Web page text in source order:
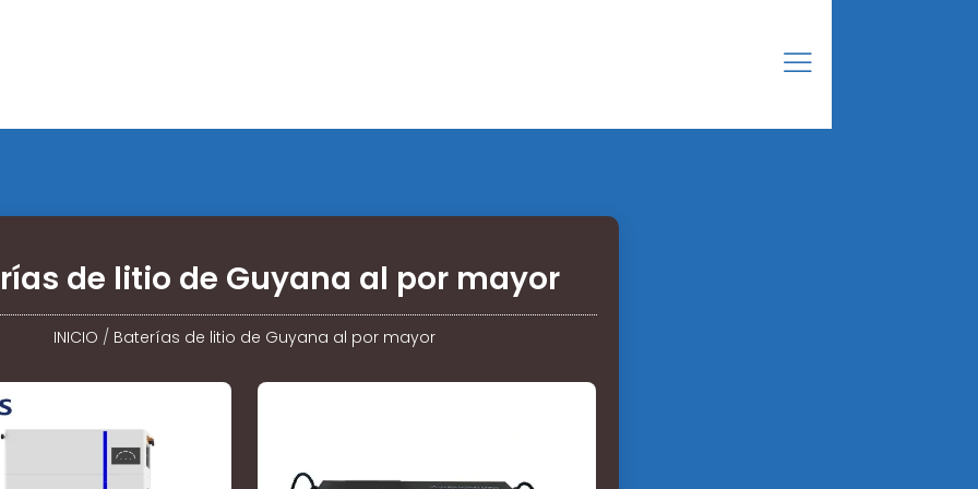
de litio de Guyana al por mayor
INICIO / Baterías de litio de Guyana al por mayor